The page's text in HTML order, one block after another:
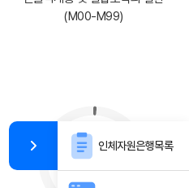
(M00-M99)
인체자원은행목록